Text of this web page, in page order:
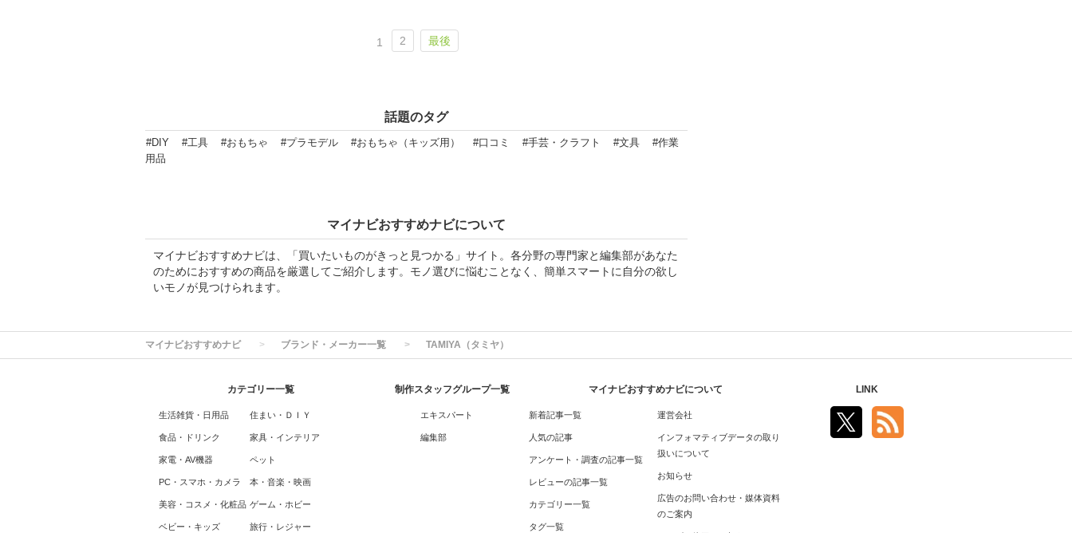
1 2 最後
話題のタグ
#DIY #工具 #おもちゃ #プラモデル #おもちゃ（キッズ用） #口コミ #手芸・クラフト #文具
#作業
用品
マイナビおすすめナビについて
マイナビおすすめナビは、「買いたいものがきっと見つかる」サイト。各分野の専門家と編集部があなた
のためにおすすめの商品を厳選してご紹介します。モノ選びに悩むことなく、簡単スマートに自分の欲し
いモノが見つけられます。
マイナビおすすめナビ ブランド・メーカー一覧 TAMIYA（タミヤ）
カテゴリー一覧
生活雑貨・日用品
食品・ドリンク
家電・AV機器
PC・スマホ・カメラ
美容・コスメ・化粧品
ベビー・キッズ
住まい・ＤＩＹ
家具・インテリア
ペット
本・音楽・映画
ゲーム・ホビー
旅行・レジャー
制作スタッフグループ一覧
エキスパート
編集部
マイナビおすすめナビについて
新着記事一覧
人気の記事
アンケート・調査の記事一覧
レビューの記事一覧
カテゴリー一覧
タグ一覧
運営会社
インフォマティブデータの取り
扱いについて
お知らせ
広告のお問い合わせ・媒体資料
のご案内
LINK